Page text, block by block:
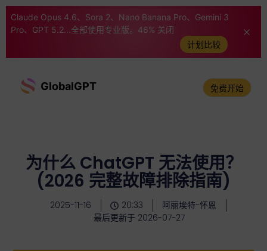
Claude Opus 4.6、Sora 2、Nano Banana Pro、Gemini 3
Pro、GPT 5.2...全部使用专业版。46% 关闭
计划比较
GlobalGPT 免费开始
为什么 ChatGPT 无法使用？
(2026 完整故障排除指南)
2025-11-16 20:33
阿丽埃特-怀恩
最后更新于 2026-07-27